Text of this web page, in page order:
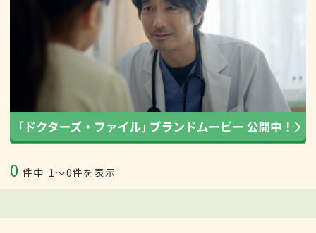
0 件中 1〜0件を表示